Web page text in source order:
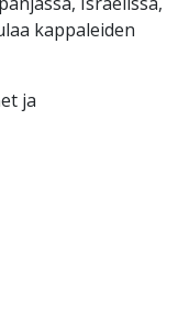
kappaleiden
ja